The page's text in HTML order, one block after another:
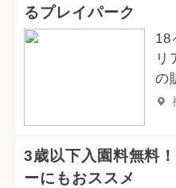
るプレイパーク
18
リ
の
3歳以下入園料無料
ーにもおススメ